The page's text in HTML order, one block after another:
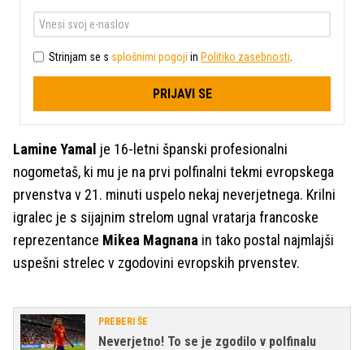
Strinjam se s splošnimi pogoji in Politiko zasebnosti
PRIJAVI SE
Lamine Yamal je 16-letni španski profesionalni
nogometaš, ki mu je na prvi polfinalni tekmi evropskega
prvenstva v 21. minuti uspelo nekaj neverjetnega. Krilni
igralec je s sijajnim strelom ugnal vratarja francoske
reprezentance Mikea Magnana in tako postal najmlajši
uspešni strelec v zgodovini evropskih prvenstev.
PREBERI ŠE
Neverjetno! To se je zgodilo v polfinalu